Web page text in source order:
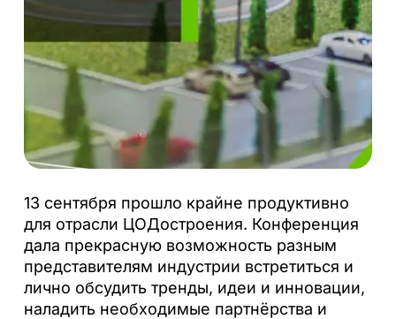
13 сентября прошло крайне продуктивно
для отрасли ЦОДостроения. Конференция
дала прекрасную возможность разным
представителям индустрии встретиться и
лично обсудить тренды, идеи и инновации,
наладить необходимые партнёрства и